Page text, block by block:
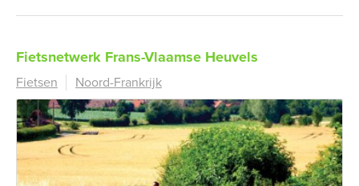
Fietsnetwerk Frans-Vlaamse Heuvels
Fietsen Noord-Frankrijk